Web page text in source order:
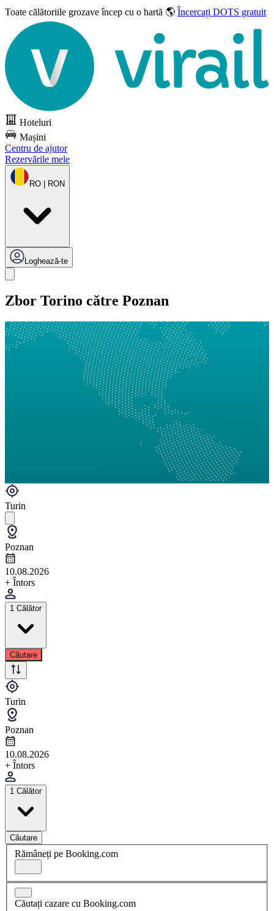
Toate călătoriile grozaveîncep cu o hartă 🌎 Încercați DOTS gratuit
Hoteluri
Mașini
Centru de ajutor
Rezervările mele
RO | RON
Loghează-te
Zbor Torino către Poznan
Turin
Poznan
10.08.2026
+ Întors
1 Călător
Căutare
Turin
Poznan
10.08.2026
+ Întors
1 Călător
Căutare
Rămâneți pe Booking.com
Căutați cazare cu Booking.com